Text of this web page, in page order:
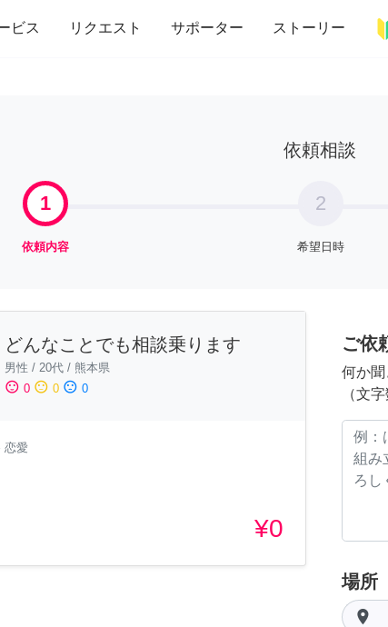
ビス リクエスト サポーター ストーリー
事 引っ越し インテリア 趣味・習い事 ペッ
依頼相談
1
依頼内容
2
希望日時
どんなことでも相談乗ります
男性 / 20代 / 熊本県
sentiment_satisfied 0 sentiment_neutral 0 sentiment_dissatisfied 0
恋愛
¥0
ご依
何か
（文
場所
room